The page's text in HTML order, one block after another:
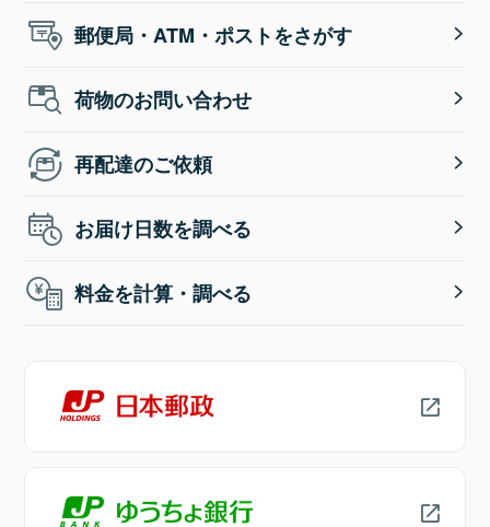
郵便局・ATM・ポストをさがす
荷物のお問い合わせ
再配達のご依頼
お届け日数を調べる
料金を計算・調べる